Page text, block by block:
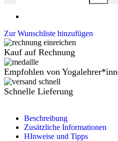
Zur Wunschliste hinzufügen
Kauf auf Rechnung
Empfohlen von
Schnelle Lieferung
Beschreibung
Zusätzliche Informationen
HInweise und Tipps